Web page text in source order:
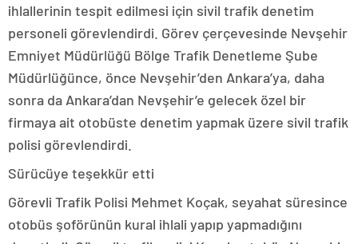
ihlallerinin tespit edilmesi için sivil trafik denetim
personeli görevlendirdi. Görev çerçevesinde Nevşehir
Emniyet Müdürlüğü Bölge Trafik Denetleme Şube
Müdürlüğünce, önce Nevşehir’den Ankara’ya, daha
sonra da Ankara’dan Nevşehir’e gelecek özel bir
firmaya ait otobüste denetim yapmak üzere sivil trafik
polisi görevlendirdi.
Sürücüye teşekkür etti
Görevli Trafik Polisi Mehmet Koçak, seyahat süresince
otobüs şoförünün kural ihlali yapıp yapmadığını